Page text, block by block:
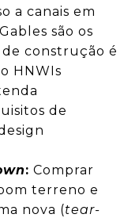
a canais em
são os
de construção é
HNWIs
de
: Comprar
terreno e
nova (tear-